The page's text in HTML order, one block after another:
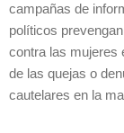
campañas de
políticos
contra las mujeres
de las quejas o
cautelares en la